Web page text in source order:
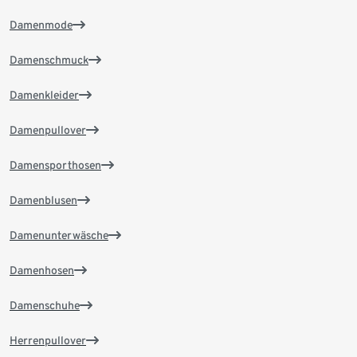
Damenmode
Damenschmuck
Damenkleider
Damenpullover
Damensporthosen
Damenblusen
Damenunterwäsche
Damenhosen
Damenschuhe
Herrenpullover